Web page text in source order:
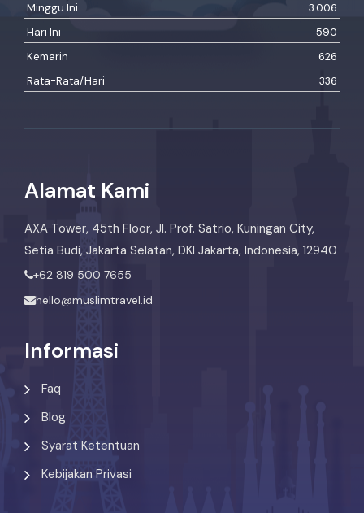
Minggu Ini
3.006
Hari Ini
590
Kemarin
626
Rata-Rata/Hari
336
Alamat Kami
AXA Tower, 45th Floor, Jl. Prof. Satrio, Kuningan City,
Setia Budi, Jakarta Selatan, DKI Jakarta, Indonesia, 12940
+62 819 500 7655
hello@muslimtravel.id
Informasi
Faq
Blog
Syarat Ketentuan
Kebijakan Privasi